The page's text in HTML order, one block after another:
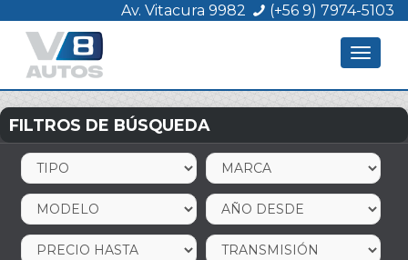
Av. Vitacura 9982 (+56 9) 7974-5103
Toggle
FILTROS DE BÚSQUEDA